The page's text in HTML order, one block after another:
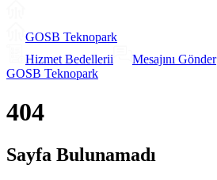
GOSB Teknopark
Hizmet Bedellerii
Mesajını Gönder
GOSB Teknopark
404
Sayfa Bulunamadı